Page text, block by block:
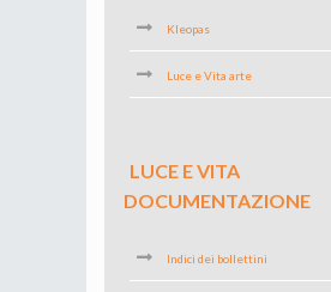
Kleopas
Luce e Vita arte
LUCE E VITA
DOCUMENTAZIONE
Indici dei bollettini